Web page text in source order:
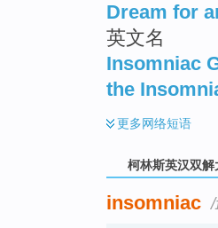
Dream for
英文名
Insomniac
the
更多网络短语
柯林斯英汉双解
insomniac